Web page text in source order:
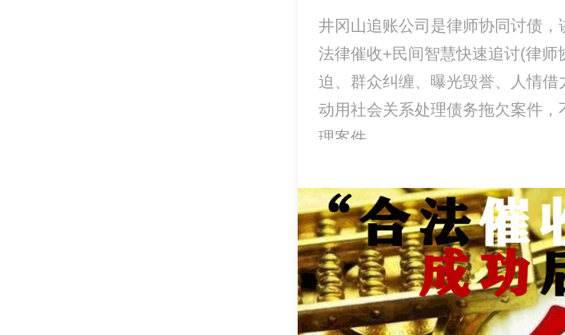
井冈山追账公司是律师协同讨债，
法律催收+民间智慧快速追讨(律师
迫、群众纠缠、曝光毁誉、人情
动用社会关系处理债务拖欠案件
理案件。